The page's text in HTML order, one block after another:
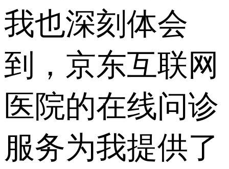
我也深刻体会
到，京东互联网
医院的在线问诊
服务为我提供了